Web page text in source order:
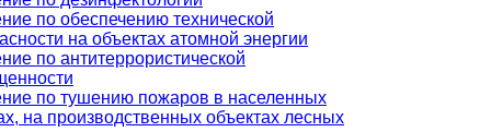
по обеспечению технической
на объектах атомной энергии
по антитеррористической
по тушению пожаров в населенных
на производственных объектах лесных